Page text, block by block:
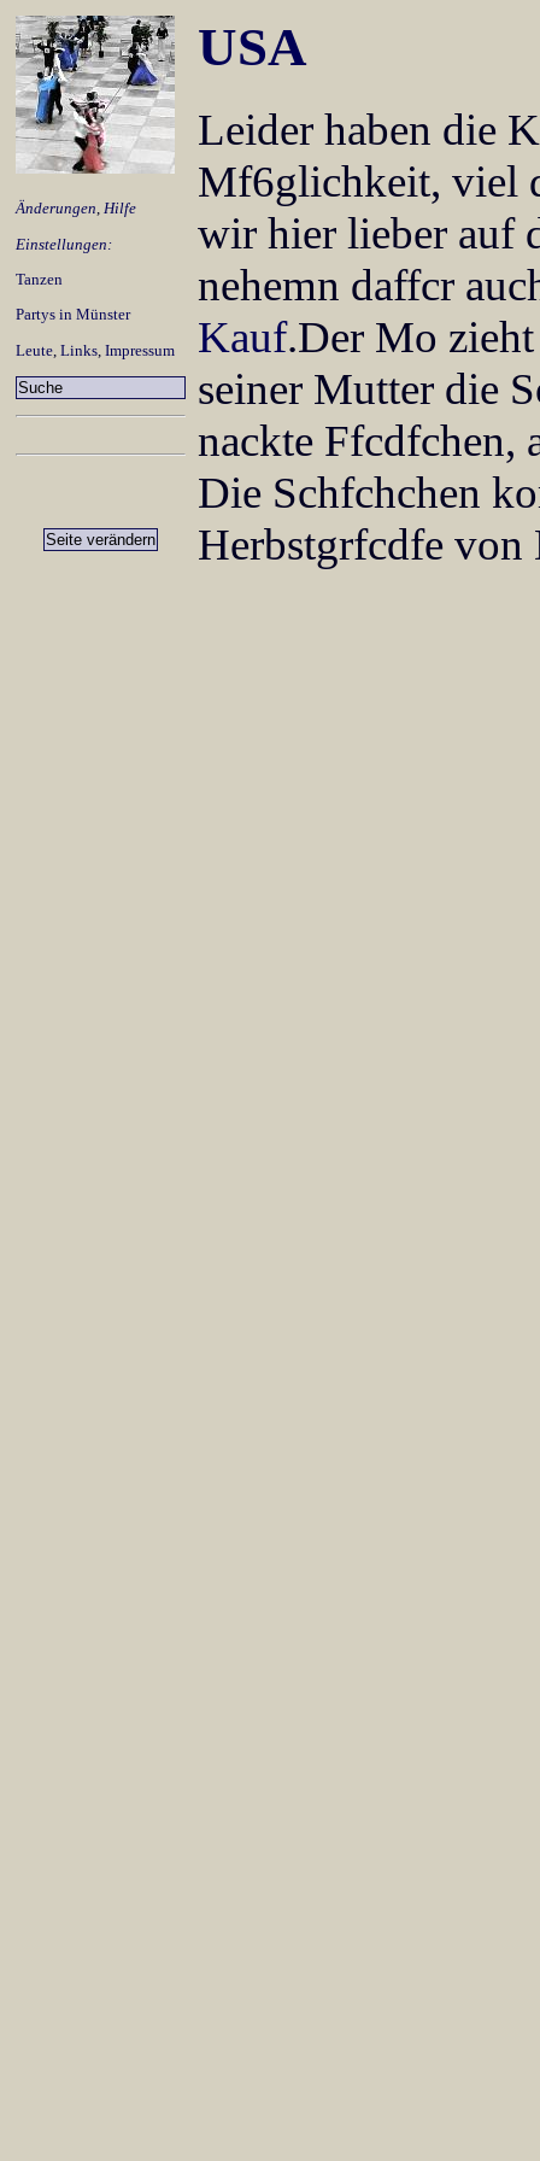
Änderungen, Hilfe
Einstellungen:
Tanzen
Partys in Münster
Leute Links Impressum
USA
Leider haben die
Mf6glichkeit, viel
wir hier lieber auf
nehemn daffcr
Kauf.Der Mo
seiner Mutter die
nackte Ffcdfchen,
Die Schfchchen
Herbstgrfcdfe von